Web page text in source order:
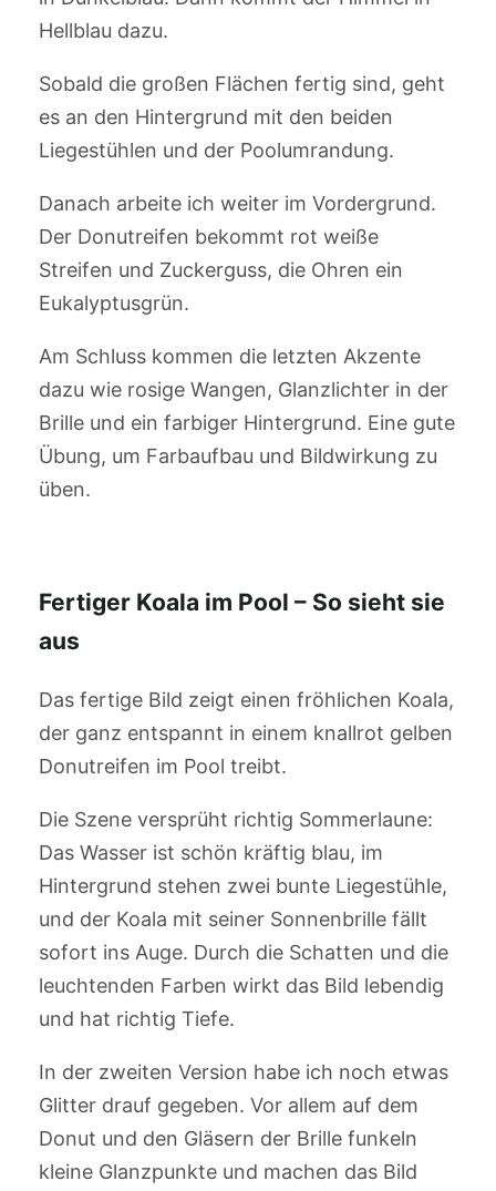
Hellblau dazu.
Sobald die großen Flächen fertig sind, geht
es an den Hintergrund mit den beiden
Liegestühlen und der Poolumrandung.
Danach arbeite ich weiter im Vordergrund.
Der Donutreifen bekommt rot weiße
Streifen und Zuckerguss, die Ohren ein
Eukalyptusgrün.
Am Schluss kommen die letzten Akzente
dazu wie rosige Wangen, Glanzlichter in der
Brille und ein farbiger Hintergrund. Eine gute
Übung, um Farbaufbau und Bildwirkung zu
üben.
Fertiger Koala im Pool – So sieht sie
aus
Das fertige Bild zeigt einen fröhlichen Koala,
der ganz entspannt in einem knallrot gelben
Donutreifen im Pool treibt.
Die Szene versprüht richtig Sommerlaune:
Das Wasser ist schön kräftig blau, im
Hintergrund stehen zwei bunte Liegestühle,
und der Koala mit seiner Sonnenbrille fällt
sofort ins Auge. Durch die Schatten und die
leuchtenden Farben wirkt das Bild lebendig
und hat richtig Tiefe.
In der zweiten Version habe ich noch etwas
Glitter drauf gegeben. Vor allem auf dem
Donut und den Gläsern der Brille funkeln
kleine Glanzpunkte und machen das Bild